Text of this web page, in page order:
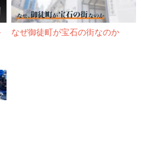
なぜ御徒町が宝石の街なのか